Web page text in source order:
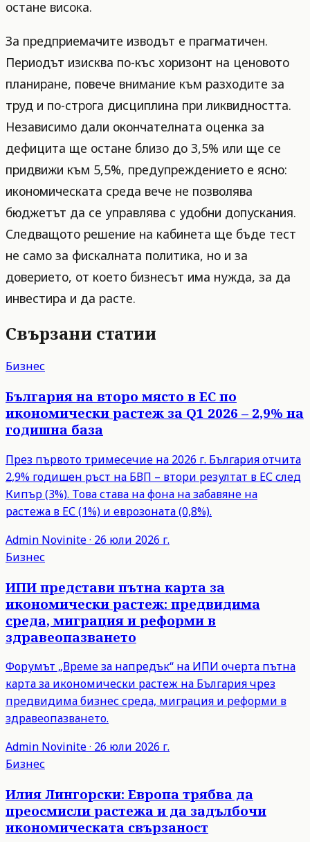
остане висока.
За предприемачите изводът е прагматичен.
Периодът изисква по-къс хоризонт на ценовото
планиране, повече внимание към разходите за
труд и по-строга дисциплина при ликвидността.
Независимо дали окончателната оценка за
дефицита ще остане близо до 3,5% или ще се
придвижи към 5,5%, предупреждението е ясно:
икономическата среда вече не позволява
бюджетът да се управлява с удобни допускания.
Следващото решение на кабинета ще бъде тест
не само за фискалната политика, но и за
доверието, от което бизнесът има нужда, за да
инвестира и да расте.
Свързани статии
Бизнес
България на второ място в ЕС по
икономически растеж за Q1 2026 – 2,9% на
годишна база
През първото тримесечие на 2026 г. България отчита
2,9% годишен ръст на БВП – втори резултат в ЕС след
Кипър (3%). Това става на фона на забавяне на
растежа в ЕС (1%) и еврозоната (0,8%).
Admin Novinite· 26 юли 2026 г.
Бизнес
ИПИ представи пътна карта за
икономически растеж: предвидима
среда, миграция и реформи в
здравеопазването
Форумът „Време за напредък“ на ИПИ очерта пътна
карта за икономически растеж на България чрез
предвидима бизнес среда, миграция и реформи в
здравеопазването.
Admin Novinite· 26 юли 2026 г.
Бизнес
Илия Лингорски: Европа трябва да
преосмисли растежа и да задълбочи
икономическата свързаност